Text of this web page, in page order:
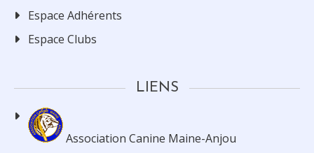
Espace Adhérents
Espace Clubs
LIENS
Association Canine Maine-Anjou